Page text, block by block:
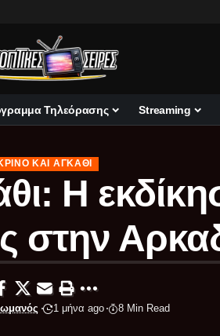
Τηλεόρασης Streaming
ΚΑΙ ΑΓΚΆΘΙ
Η
στην
1 μήνα ago 8 Min Read